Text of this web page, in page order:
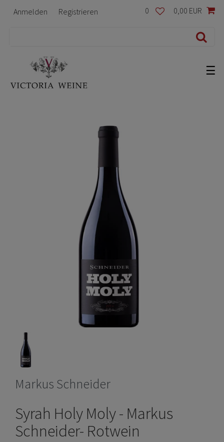
Anmelden Registrieren 0 0,00 EUR
☰
Markus Schneider
Syrah Holy Moly - Markus
Schneider- Rotwein